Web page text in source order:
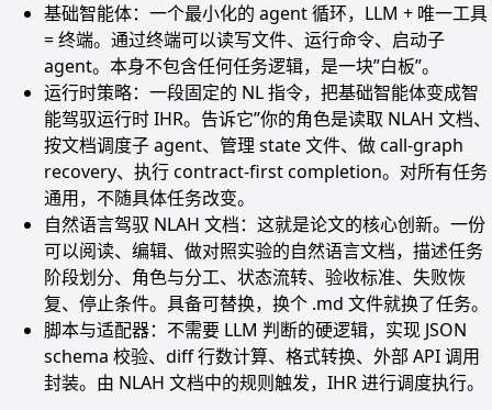
基础智能体：一个最小化的 agent 循环，LLM + 唯一工具
= 终端。通过终端可以读写文件、运行命令、启动子
agent。本身不包含任何任务逻辑，是一块”白板”。
运行时策略：一段固定的 NL 指令，把基础智能体变成智
能驾驭运行时 IHR。告诉它”你的角色是读取 NLAH 文档、
按文档调度子 agent、管理 state 文件、做 call-graph
recovery、执行 contract-first completion。对所有任务
通用，不随具体任务改变。
自然语言驾驭 NLAH 文档：这就是论文的核心创新。一份
可以阅读、编辑、做对照实验的自然语言文档，描述任务
阶段划分、角色与分工、状态流转、验收标准、失败恢
复、停止条件。具备可替换，换个 .md 文件就换了任务。
脚本与适配器：不需要 LLM 判断的硬逻辑，实现 JSON
schema 校验、diff 行数计算、格式转换、外部 API 调用
封装。由 NLAH 文档中的规则触发，IHR 进行调度执行。